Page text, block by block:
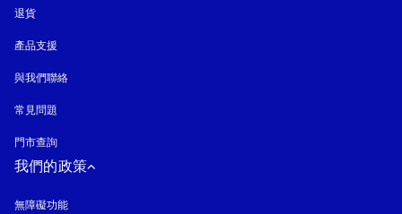
退貨
產品支援
與我們聯絡
常見問題
門市查詢
我們的政策
無障礙功能